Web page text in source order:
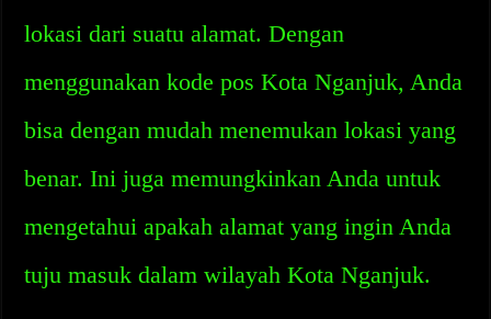
lokasi dari suatu alamat. Dengan
menggunakan kode pos Kota Nganjuk, Anda
bisa dengan mudah menemukan lokasi yang
benar. Ini juga memungkinkan Anda untuk
mengetahui apakah alamat yang ingin Anda
tuju masuk dalam wilayah Kota Nganjuk.